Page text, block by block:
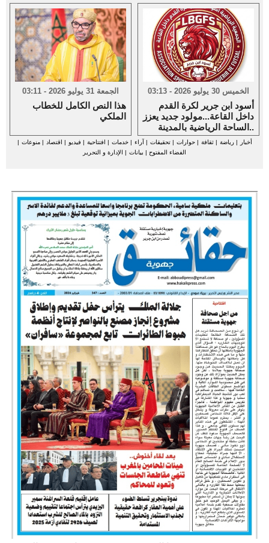
الجمعة 31 يوليو 2026 - 03:11
هذا النص الكامل للخطاب
الملكي
الخميس 30 يوليو 2026 - 03:13
أسود ابن جرير لكرة القدم
داخل القاعة...مولود جديد يعزز
الساحة الرياضية بالمدينة..
أخبار |رياضة |ثقافة |حوارات |تحقيقات | آراء |خدمات | افتتاحية | فيديو | اقتصاد |منوعات |
الفضاء المفتوح | بيانات | الإدارة و التحرير